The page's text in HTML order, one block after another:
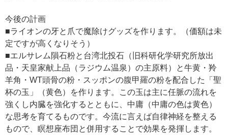
今後の計画
■ライオンの牙と爪で魔除けグッズを作ります。（価額は未
定ですが高くなりそう）
■エルサレム隕石粉と台湾北投石（旧科研化学研究所放出
品・天皇家献上品（ラジウム温泉）の主原料）と牛黄・羚
羊角・WT頭骨の粉・スッポンの腹甲羅の粉を配合した「聖
杯の玉」（黄色）を作ります。この玉は主に任脈の流れを
強くし内臓を強化するとともに、中庸（中庸の色は黄色）
な思考を育てるものです。今流に言えば自律神経を整える
もので、瞑想座布団と併用することで効果を発揮します。